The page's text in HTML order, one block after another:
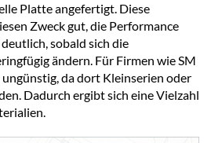
Platte angefertigt. Diese
Zweck gut, die Performance
sobald sich die
ändern. Für Firmen wie SM
da dort Kleinserien oder
Dadurch ergibt sich eine Vielzahl